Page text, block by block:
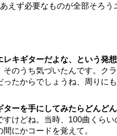
ず必要なものが全部そろ
キギターだよな、という発想
のうち気づいたんです。ク
たからでしょうね、周りに
を手にしてみたらどんどん
けどね。当時、100曲くら
にかコードを覚えて。